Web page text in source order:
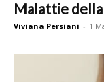
Malattie
Viviana Persiani - 1